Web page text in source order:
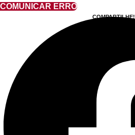
COMUNICAR ERRO
COMPARTILHE!